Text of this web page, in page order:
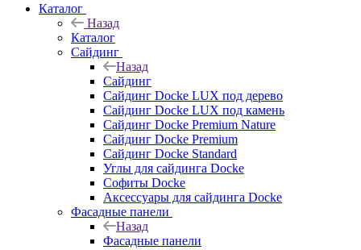
Каталог
Назад
Каталог
Сайдинг
Назад
Сайдинг
Сайдинг Docke LUX под дерево
Сайдинг Docke LUX под камень
Сайдинг Docke Premium Nature
Сайдинг Docke Premium
Сайдинг Docke Standard
Углы для сайдинга Docke
Софиты Docke
Аксессуары для сайдинга Docke
Фасадные панели
Назад
Фасадные панели